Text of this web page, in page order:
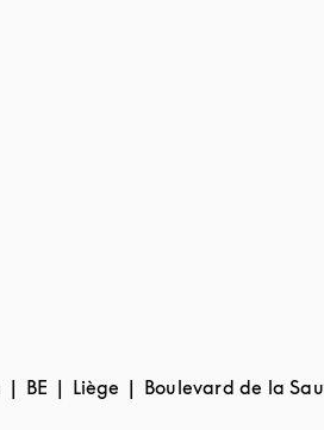
BE Liège Boulevard de la